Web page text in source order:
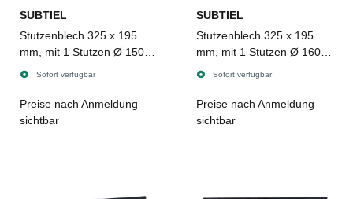
SUBTIEL
Stutzenblech 325 x 195
mm, mit 1 Stutzen Ø 150
mm, schwarz
Sofort verfügbar
Preise nach Anmeldung
sichtbar
SUBTIEL
Stutzenblech 325 x 195
mm, mit 1 Stutzen Ø 160
mm, schwarz
Sofort verfügbar
Preise nach Anmeldung
sichtbar